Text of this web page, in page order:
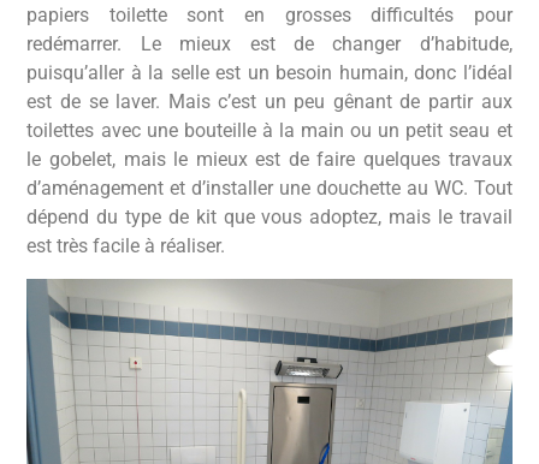
papiers toilette sont en grosses difficultés pour
redémarrer. Le mieux est de changer d’habitude,
puisqu’aller à la selle est un besoin humain, donc l’idéal
est de se laver. Mais c’est un peu gênant de partir aux
toilettes avec une bouteille à la main ou un petit seau et
le gobelet, mais le mieux est de faire quelques travaux
d’aménagement et d’installer une douchette au WC. Tout
dépend du type de kit que vous adoptez, mais le travail
est très facile à réaliser.